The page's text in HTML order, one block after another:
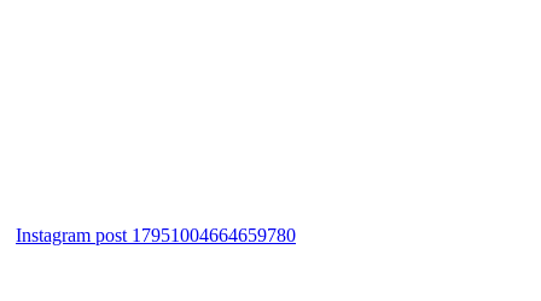
Instagram post 17951004664659780